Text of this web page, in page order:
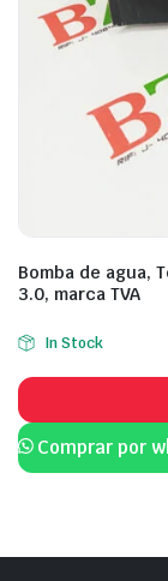
Bomba de agua,
3.0, marca TVA
In Stock
Comprar por